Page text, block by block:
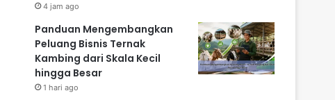
4 jam ago
Panduan Mengembangkan
Peluang Bisnis Ternak
Kambing dari Skala Kecil
hingga Besar
1 hari ago